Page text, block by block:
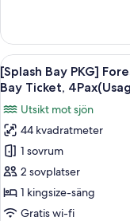
King
Day
Only)
Bay
PKG]
Forest
Tower
Business
Deluxe
King
Day
Only)
Öppna
alla
foton
för
[Splash
Bay
PKG]
Forest
Tower
5
[Splash Bay PKG]
Bay Ticket,
Utsikt mot sjön
44 kvadratmeter
1 sovrum
2 sovplatser
1 kingsize-säng
Gratis wi-fi